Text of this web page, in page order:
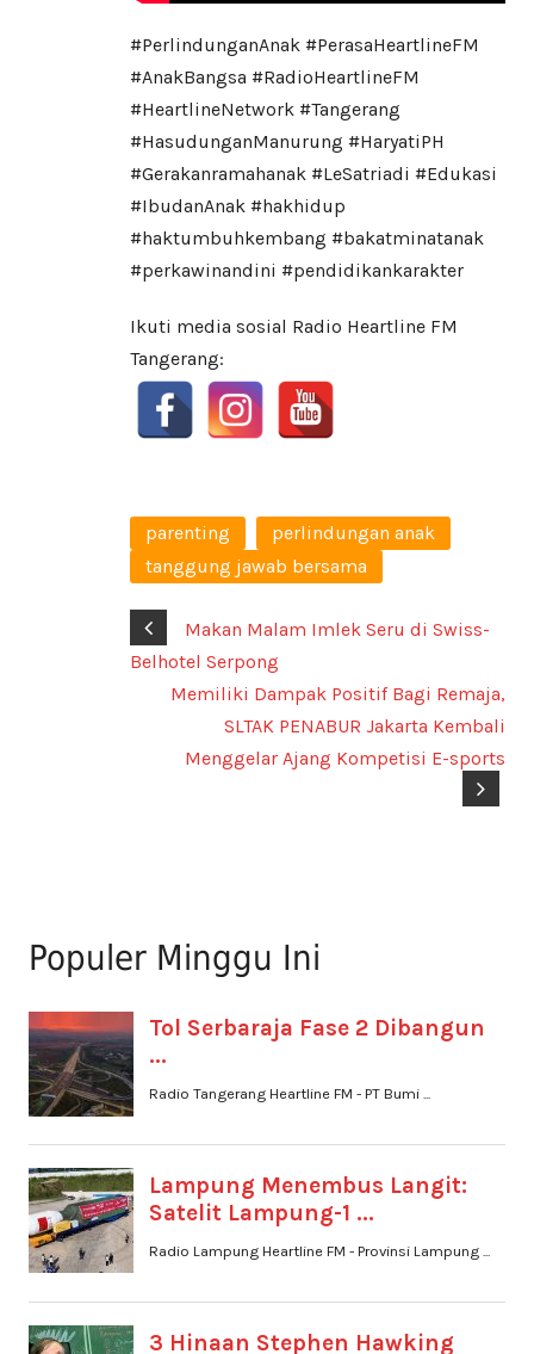
#PerlindunganAnak #PerasaHeartlineFM
#AnakBangsa #RadioHeartlineFM
#HeartlineNetwork #Tangerang
#HasudunganManurung #HaryatiPH
#Gerakanramahanak #LeSatriadi #Edukasi
#IbudanAnak #hakhidup
#haktumbuhkembang #bakatminatanak
#perkawinandini #pendidikankarakter
Ikuti media sosial Radio Heartline FM
Tangerang:
parenting
perlindungan anak
tanggung jawab bersama
Makan Malam Imlek Seru di Swiss-
Belhotel Serpong
Memiliki Dampak Positif Bagi Remaja,
SLTAK PENABUR Jakarta Kembali
Menggelar Ajang Kompetisi E-sports
Populer Minggu Ini